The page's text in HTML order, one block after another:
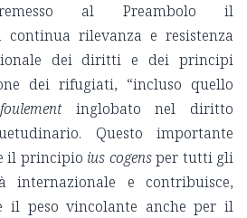
al Preambolo il
continua rilevanza e resistenza
dei diritti e dei principi
dei rifugiati, “incluso quello
inglobato nel diritto
Questo importante
il principio ius cogensper tutti gli
internazionale e contribuisce,
il peso vincolante anche per il